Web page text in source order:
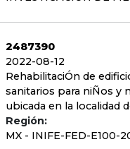
2487390
2022-08-12
RehabilitaciÓn de
sanitarios para niÑos y
ubicada en la localidad
Región:
MX - INIFE-FED-E100-